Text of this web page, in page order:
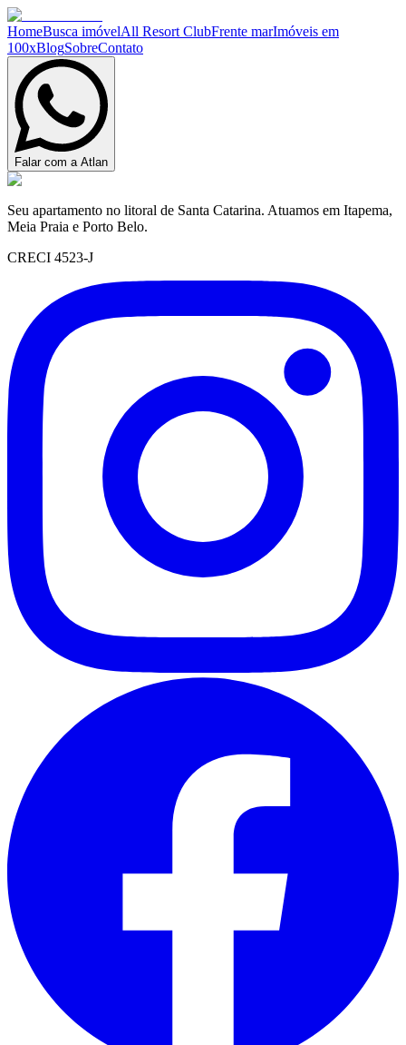
HomeBusca imóvelAll Resort ClubFrente marImóveis em
100xBlogSobreContato
Falar com a Atlan
Seu apartamento no litoral de Santa Catarina. Atuamos em Itapema,
Meia Praia e Porto Belo.
CRECI 4523-J